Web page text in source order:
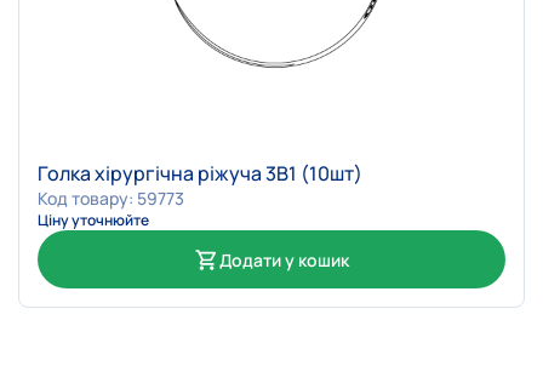
Голка хірургічна ріжуча 3В1 (10шт)
Код товару: 59773
Ціну уточнюйте
Додати у кошик